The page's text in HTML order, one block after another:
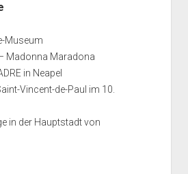
Museum
Madonna Maradona
in Neapel
Vincent-de-Paul im 10.
in der Hauptstadt von